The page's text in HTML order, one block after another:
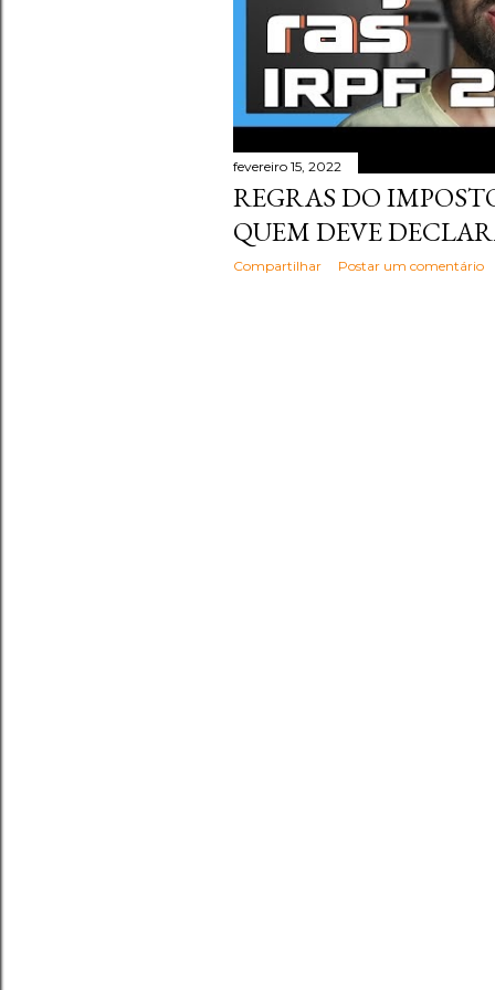
fevereiro 15, 2022
REGRAS DO
QUEM DEVE
Compartilhar Postar um comentário